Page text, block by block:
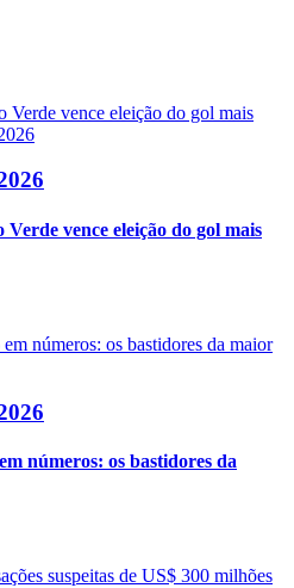
vence eleição do gol mais
números: os bastidores da